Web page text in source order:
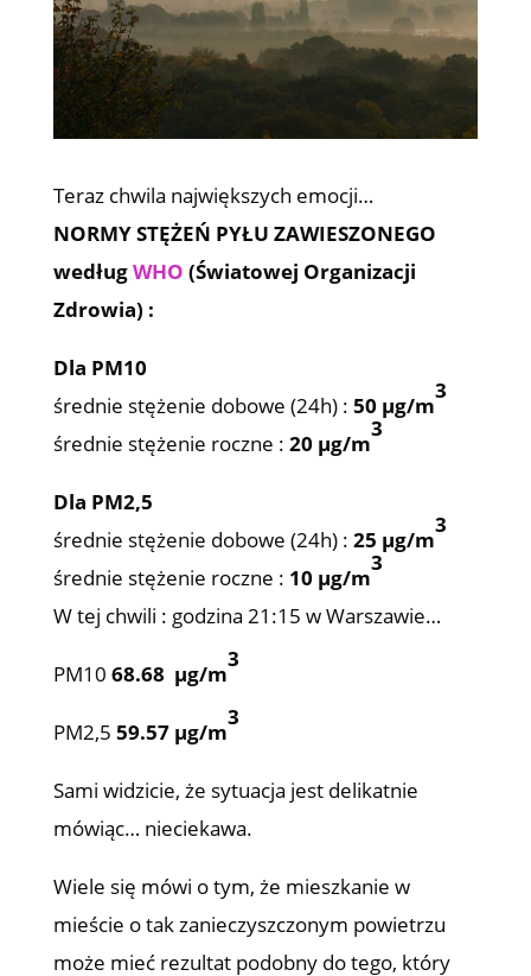
Teraz chwila największych emocji…
NORMY STĘŻEŃ PYŁU ZAWIESZONEGO
wedługWHO (Światowej Organizacji
Zdrowia) :
Dla PM10
średnie stężenie dobowe (24h) : 50 µg/m
3
średnie stężenie roczne : 20 µg/m
3
Dla PM2,5
średnie stężenie dobowe (24h) : 25 µg/m
3
średnie stężenie roczne : 10 µg/m
3
W tej chwili : godzina 21:15 w Warszawie…
PM10 68.68 µg/m
3
PM2,5 59.57 µg/m
3
Sami widzicie, że sytuacja jest delikatnie
mówiąc… nieciekawa.
Wiele się mówi o tym, że mieszkanie w
mieście o tak zanieczyszczonym powietrzu
może mieć rezultat podobny do tego, który